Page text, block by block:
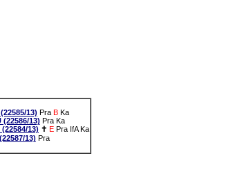
13) Pra B Ka
(22586/13) Pra Ka
13) ✝ E Pra IfA Ka
13) Pra